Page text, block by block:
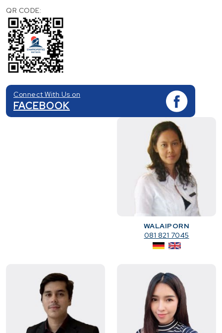
QR CODE:
Connect With Us on
FACEBOOK
WALAIPORN
081 821 7045